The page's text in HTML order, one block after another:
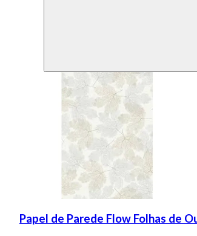
Papel de Parede Flow Folhas de